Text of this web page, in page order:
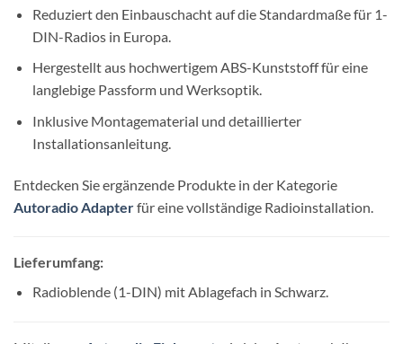
Reduziert den Einbauschacht auf die Standardmaße für 1-
DIN-Radios in Europa.
Hergestellt aus hochwertigem ABS-Kunststoff für eine
langlebige Passform und Werksoptik.
Inklusive Montagematerial und detaillierter
Installationsanleitung.
Entdecken Sie ergänzende Produkte in der Kategorie
Autoradio Adapterfür eine vollständige Radioinstallation.
Lieferumfang:
Radioblende (1-DIN) mit Ablagefach in Schwarz.